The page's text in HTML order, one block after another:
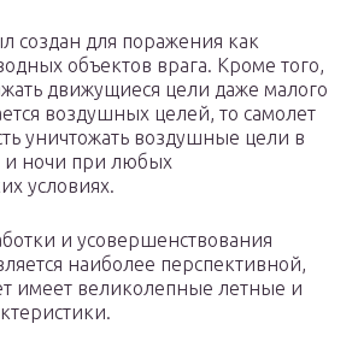
создан для поражения как
объектов врага. Кроме того,
движущиеся цели даже малого
воздушных целей, то самолет
уничтожать воздушные цели в
и ночи при любых
условиях.
и усовершенствования
наиболее перспективной,
имеет великолепные летные и